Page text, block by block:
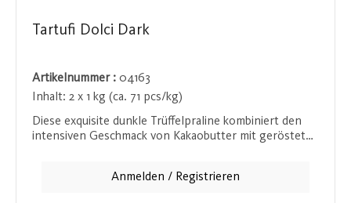
Tartufi Dolci Dark
Artikelnummer : 04163
Inhalt: 2 x 1 kg (ca. 71 pcs/kg)
Diese exquisite dunkle Trüffelpraline kombiniert den
intensiven Geschmack von Kakaobutter mit gerösteten
Bissen voll zur Geltung kommt. Ein wahrer Genuss für
Anmelden / Registrieren